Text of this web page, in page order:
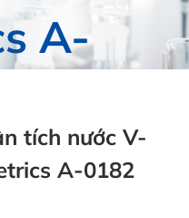
A-
V-2000/V-3000
tích nước V-
A-0182